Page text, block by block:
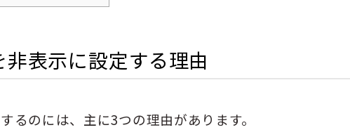
表示に設定する理由
るのには、主に3つの理由があります。